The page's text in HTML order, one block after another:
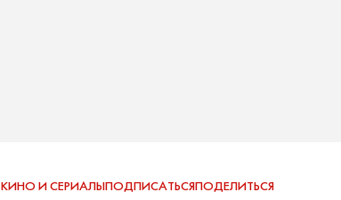
КИНО И СЕРИАЛЫПОДПИСАТЬСЯПОДЕЛИТЬСЯ